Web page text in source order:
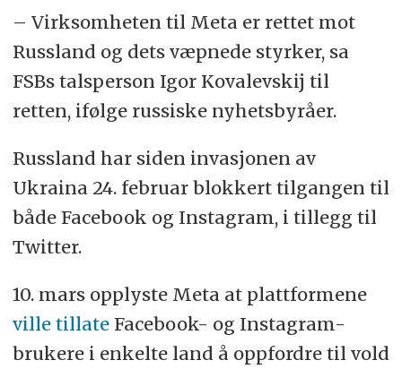
– Virksomheten til Meta er rettet mot
Russland og dets væpnede styrker, sa
FSBs talsperson Igor Kovalevskij til
retten, ifølge russiske nyhetsbyråer.
Russland har siden invasjonen av
Ukraina 24. februar blokkert tilgangen til
både Facebook og Instagram, i tillegg til
Twitter.
10. mars opplyste Meta at plattformene
ville tillateFacebook- og Instagram-
brukere i enkelte land å oppfordre til vold